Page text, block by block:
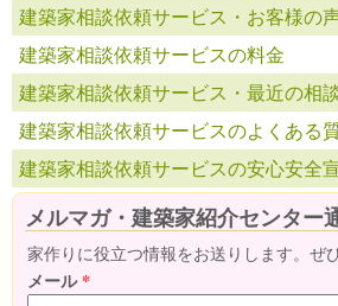
建築家相談依頼サービス・お客様の
建築家相談依頼サービスの料金
建築家相談依頼サービス・最近の相
建築家相談依頼サービスのよくある
建築家相談依頼サービスの安心安全
メルマガ・建築家紹介センター
家作りに役立つ情報をお送りします。ぜ
メール*